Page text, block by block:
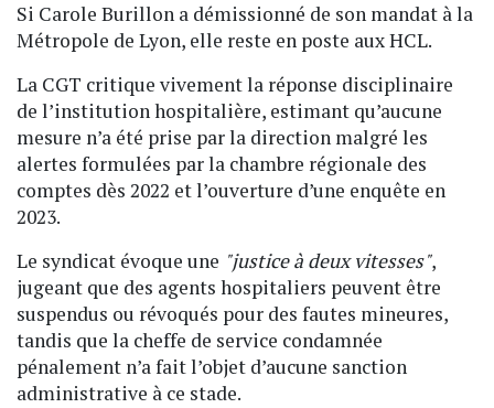
Si Carole Burillon a démissionné de son mandat à la
Métropole de Lyon, elle reste en poste aux HCL.
La CGT critique vivement la réponse disciplinaire
de l’institution hospitalière, estimant qu’aucune
mesure n’a été prise par la direction malgré les
alertes formulées par la chambre régionale des
comptes dès 2022 et l’ouverture d’une enquête en
2023.
Le syndicat évoque une "justice à deux vitesses",
jugeant que des agents hospitaliers peuvent être
suspendus ou révoqués pour des fautes mineures,
tandis que la cheffe de service condamnée
pénalement n’a fait l’objet d’aucune sanction
administrative à ce stade.